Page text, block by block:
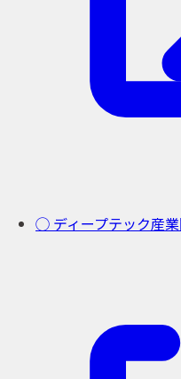
◯ ディープテック産業